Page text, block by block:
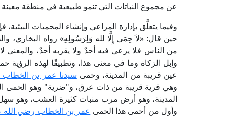
عن مجموع النباتات التي تنمو طبيعية في منطقة
وفيما يتعلَّق بإدارة المراعي وإنشاء المحميات
حين قال: «لاَ حِمَى إِلَّا لله وَلِرَسُولِهِ» رواه البخاري،
من الناس فلا يرعى فيه أحدٌ ولا يقربه أحدٌ،
وإبل الزكاة وما في معنى هذا، وتطبيقًا لهذه
عين قريبة من المدينة، وحمى سيدنا عمر بن
وهي قرية قريبة من ذات عرق، و"ضرية" وهو الحمى
المدينة، وهو أرض مرب منبات كثيرة العشب، وهو
وأول من أحمى هذا الحمى عمر بن الخطاب رضي الله